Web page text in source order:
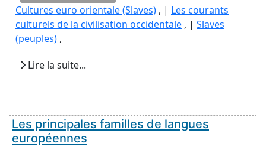
Cultures euro orientale (Slaves) , | Les courants
culturels de la civilisation occidentale , | Slaves
(peuples) ,
Lire la suite...
Les principales familles de langues
européennes